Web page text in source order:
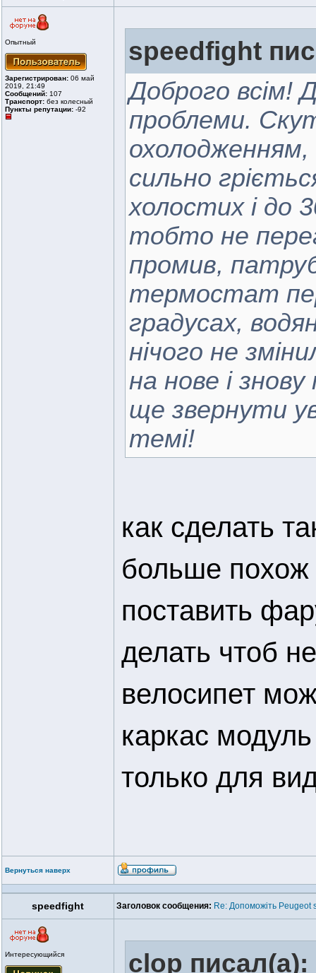
Опытный
Зарегистрирован: 06 май
2019, 21:49
Сообщений: 107
Транспорт: без колесный
Пункты репутации: -92
speedfight
Доброго всім!
проблеми.
сильно
холостих і до
тобто не
промив,
термостат
градусах,
нічого не
на нове і
ще звернути
темі!
как сделать
больше похож
поставить
делать чтоб
велосипет
каркас
только для
Вернуться наверх
speedfight Заголовок сообщения: Re: Допоможіть Peugeot
Интересующийся clop писал(а):